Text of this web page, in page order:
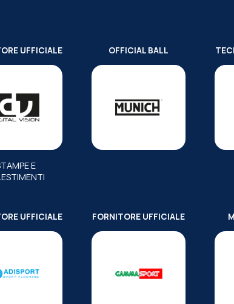
UFFICIALE
E
OFFICIAL BALL
UFFICIALE FORNITORE UFFICIALE